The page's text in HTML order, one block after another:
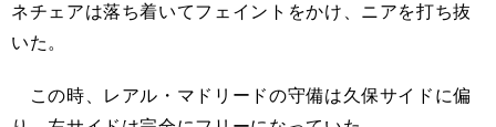
ネチェアは落ち着いてフェイントをかけ、ニアを打ち抜
いた。
この時、レアル・マドリードの守備は久保サイドに偏